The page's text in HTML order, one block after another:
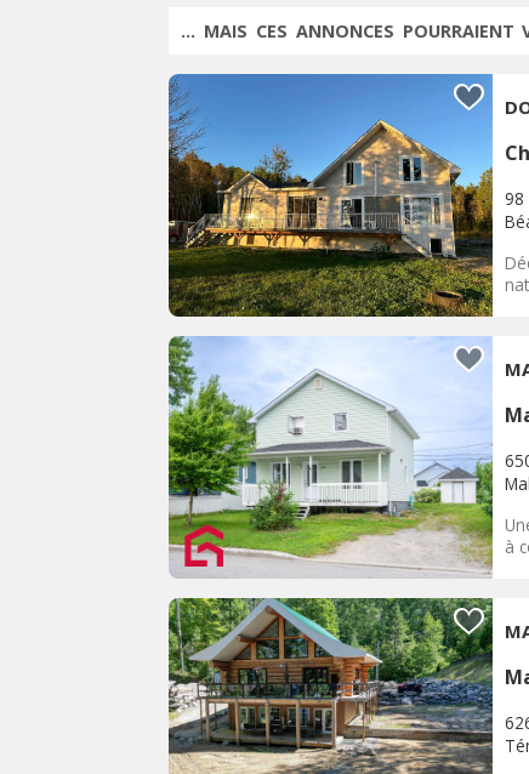
... MAIS CES ANNONCES POURRAIENT
98
à